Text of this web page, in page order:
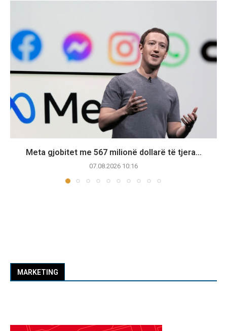
Meta gjobitet me 567 milionë dollarë të tjera...
07.08.2026 10:16
MARKETING